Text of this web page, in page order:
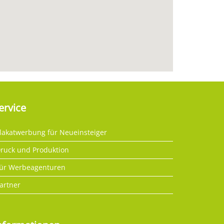
für Neueinsteiger
und Produktion
Werbeagenturen